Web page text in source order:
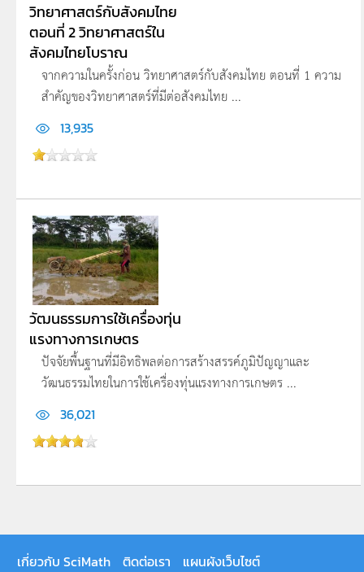
วิทยาศาสตร์กับสังคมไทย
ตอนที่ 2 วิทยาศาสตร์ใน
สังคมไทยโบราณ
จากความในครั้งก่อน วิทยาศาสตร์กับสังคมไทย ตอนที่ 1 ความ
สำคัญของวิทยาศาสตร์ที่มีต่อสังคมไทย ...
13,935
วัฒนธรรมการใช้เครื่องทุ่น
แรงทางการเกษตร
ปัจจัยพื้นฐานที่มีอิทธิพลต่อการสร้างสรรค์ภูมิปัญญาและ
วัฒนธรรมไทยในการใช้เครื่องทุ่นแรงทางการเกษตร ...
36,021
เกี่ยวกับ SciMath ติดต่อเรา
แผนผังเว็บไซต์